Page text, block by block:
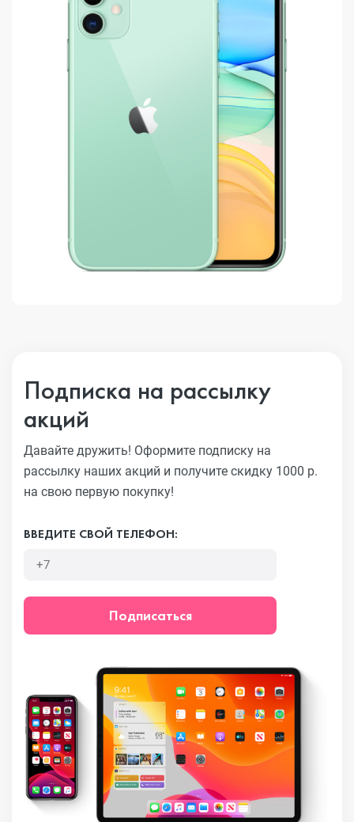
Подписка на рассылку
акций
Давайте дружить! Оформите подписку на
рассылку наших акций и получите скидку 1000 р.
на свою первую покупку!
ВВЕДИТЕ СВОЙ ТЕЛЕФОН:
Подписаться